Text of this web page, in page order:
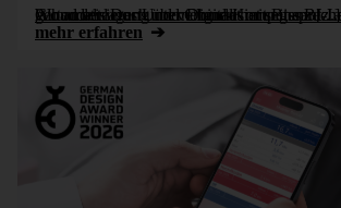
Wo andere noch über Digitalisierung sprechen, hat WiBU gehandelt. Das Unternehmen hat seine BI-Landschaft in die Cloud verlagert und verbindet mit Bissantz analytische Tiefe, Automatisierung und Cloud-Kompetenz [...]
mehr erfahren